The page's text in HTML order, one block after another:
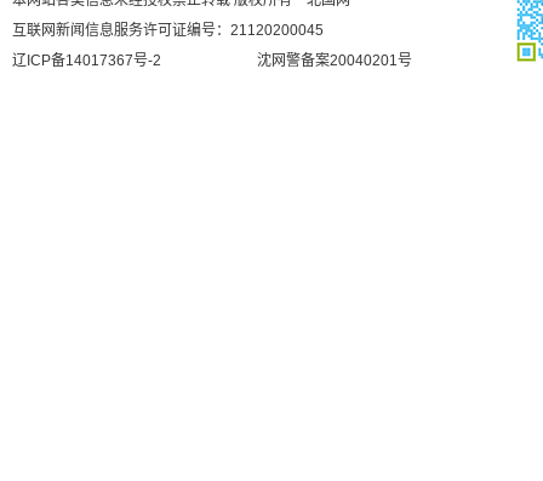
互联网新闻信息服务许可证编号：21120200045
辽ICP备14017367号-2
沈网警备案20040201号